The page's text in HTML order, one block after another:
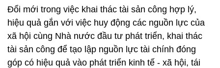
Đổi mới trong việc khai thác tài sản công hợp lý,
hiệu quả gắn với việc huy động các nguồn lực của
xã hội cùng Nhà nước đầu tư phát triển, khai thác
tài sản công để tạo lập nguồn lực tài chính đóng
góp có hiệu quả vào phát triển kinh tế - xã hội, tái